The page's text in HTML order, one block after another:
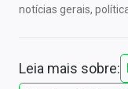
notícias gerais,
Leia mais sobre: